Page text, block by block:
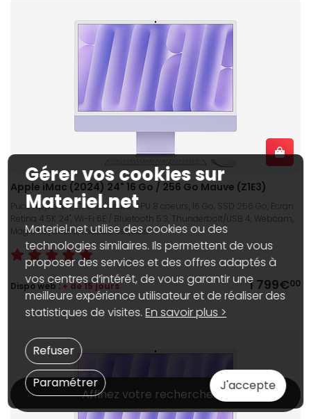
Apple iMac (2024) 24" 16 Go / 256 Go Mauve (Z1E3)
Puce Apple M4, CPU 8 coeurs, GPU 8 coeurs, 16 Go, SSD 256 Go, Ecran
Retina 4.5K 24", Wi-Fi 6E / Bluetooth 5.3, Thunderbolt/USB 4, Webcam,
Magic Keyboard, macOS Sequoia
1 799€00
Dispo web :+ de 15 jours
Affinez votre recherche
Gérer vos cookies sur
Materiel.net
Materiel.net utilise des cookies ou des
technologies similaires. Ils permettent de vous
proposer des services et des offres adaptés à
vos centres d’intérêt, de vous garantir une
meilleure expérience utilisateur et de réaliser des
statistiques de visites.En savoir plus >
J'accepte
Paramétrer
Refuser